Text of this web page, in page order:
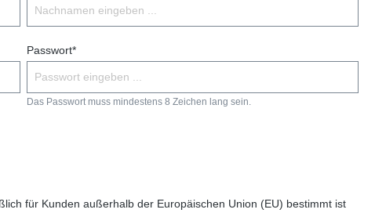
Passwort*
Das Passwort muss mindestens 8 Zeichen lang sein.
für Kunden außerhalb der Europäischen Union (EU) bestimmt ist